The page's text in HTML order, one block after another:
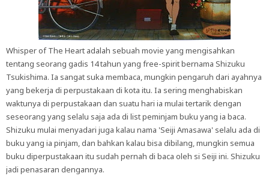
Whisper of The Heart adalah sebuah movie yang mengisahkan
tentang seorang gadis 14 tahun yang free-spirit bernama Shizuku
Tsukishima. Ia sangat suka membaca, mungkin pengaruh dari ayahnya
yang bekerja di perpustakaan di kota itu. Ia sering menghabiskan
waktunya di perpustakaan dan suatu hari ia mulai tertarik dengan
seseorang yang selalu saja ada di list peminjam buku yang ia baca.
Shizuku mulai menyadari juga kalau nama 'Seiji Amasawa' selalu ada di
buku yang ia pinjam, dan bahkan kalau bisa dibilang, mungkin semua
buku diperpustakaan itu sudah pernah di baca oleh si Seiji ini. Shizuku
jadi penasaran dengannya.